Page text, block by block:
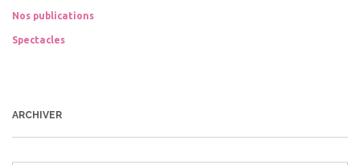
Nos publications
Spectacles
ARCHIVER